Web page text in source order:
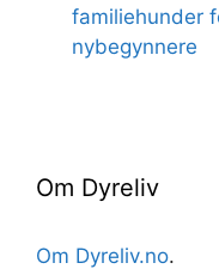
familiehunder
nybegynnere
Om Dyreliv
Om Dyreliv.no.